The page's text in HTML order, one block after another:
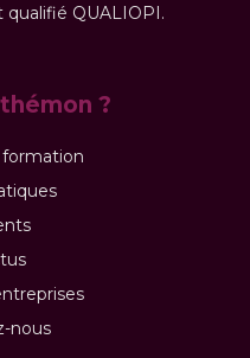
qualifié QUALIOPI.
?
nous